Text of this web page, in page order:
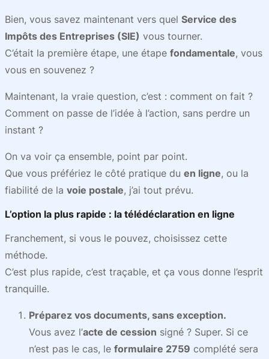
Bien, vous savez maintenant vers quel Service des
Impôts des Entreprises (SIE) vous tourner.
C’était la première étape, une étape fondamentale, vous
vous en souvenez ?
Maintenant, la vraie question, c’est : comment on fait ?
Comment on passe de l’idée à l’action, sans perdre un
instant ?
On va voir ça ensemble, point par point.
Que vous préfériez le côté pratique du en ligne, ou la
fiabilité de la voie postale, j’ai tout prévu.
L’option la plus rapide : la télédéclaration en ligne
Franchement, si vous le pouvez, choisissez cette
méthode.
C’est plus rapide, c’est traçable, et ça vous donne l’esprit
tranquille.
Préparez vos documents, sans exception.
Vous avez l’acte de cession signé ? Super. Si ce
n’est pas le cas, le formulaire 2759 complété sera